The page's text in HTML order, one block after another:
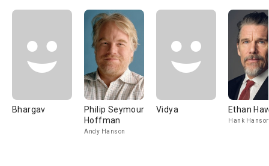
Bhargav
Philip Seymour
Hoffman
Andy Hanson
Vidya Ethan
Hank